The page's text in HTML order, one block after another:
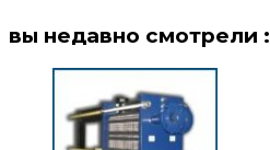
вы недавно смотрели :